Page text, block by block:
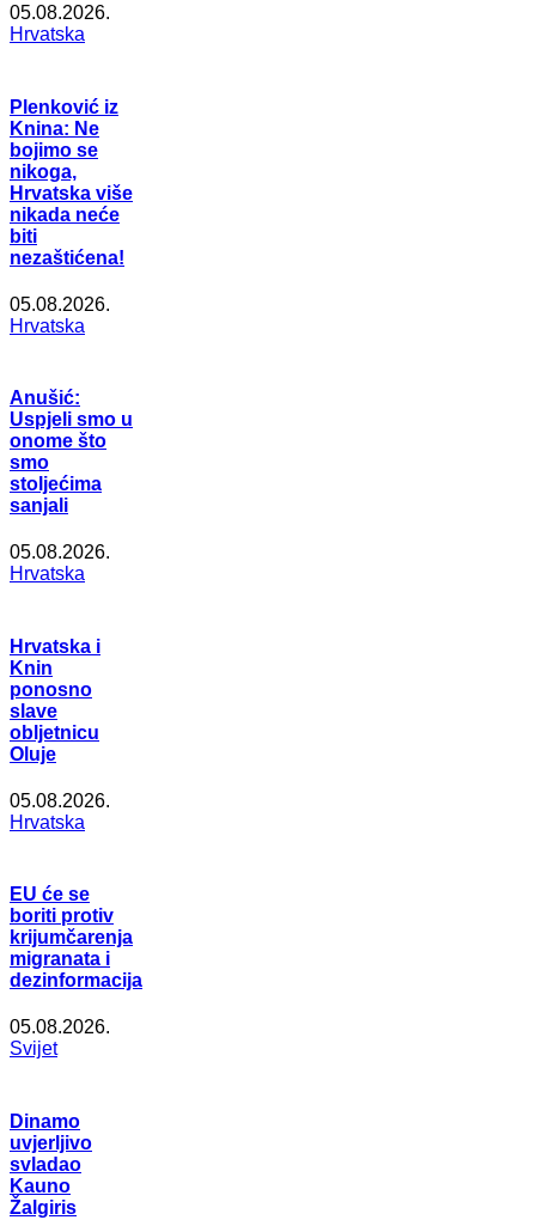
05.08.2026.
Hrvatska
Plenković iz
Knina: Ne
bojimo se
nikoga,
Hrvatska više
nikada neće
biti
nezaštićena!
05.08.2026.
Hrvatska
Anušić:
Uspjeli smo u
onome što
smo
stoljećima
sanjali
05.08.2026.
Hrvatska
Hrvatska i
Knin
ponosno
slave
obljetnicu
Oluje
05.08.2026.
Hrvatska
EU će se
boriti protiv
krijumčarenja
migranata i
dezinformacija
05.08.2026.
Svijet
Dinamo
uvjerljivo
svladao
Kauno
Žalgiris